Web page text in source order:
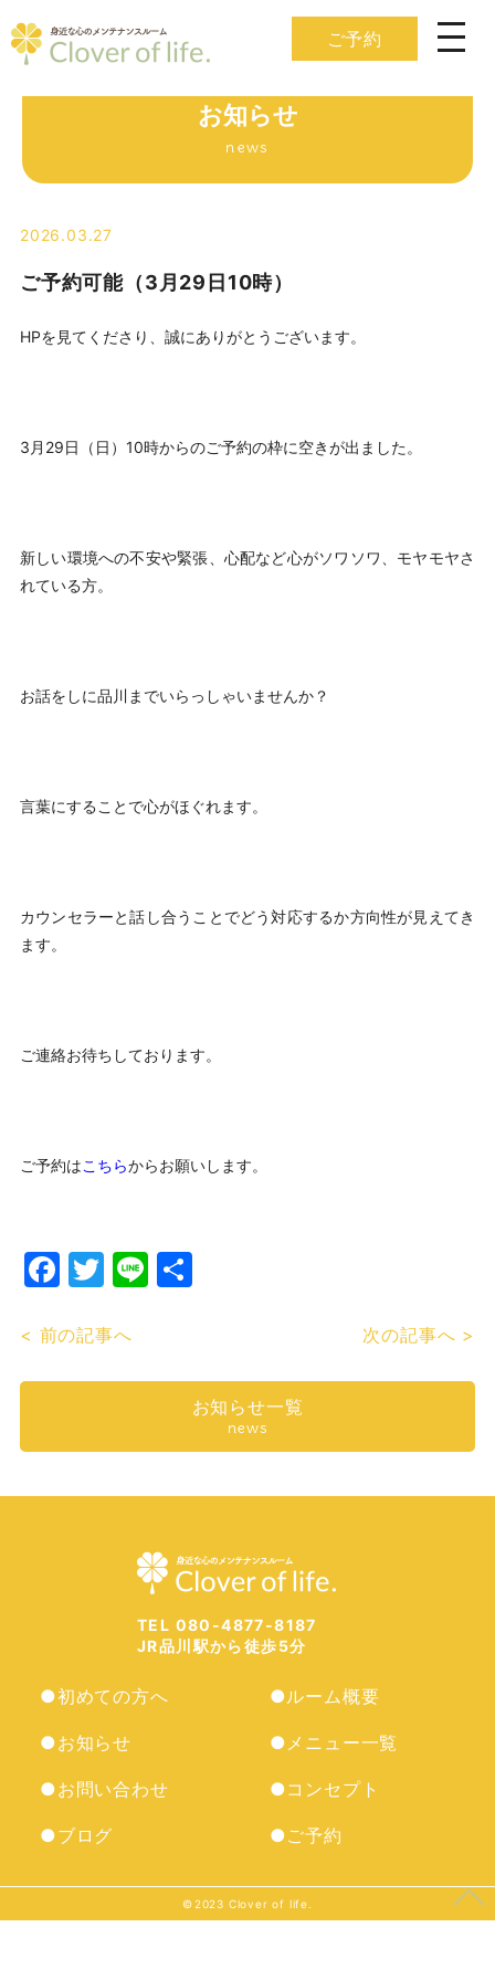
ご予約
お知らせ
news
2026.03.27
ご予約可能（3月29日10時）
HPを見てくださり、誠にありがとうございます。
3月29日（日）10時からのご予約の枠に空きが出ました。
新しい環境への不安や緊張、心配など心がソワソワ、モヤモヤさ
れている方。
お話をしに品川までいらっしゃいませんか？
言葉にすることで心がほぐれます。
カウンセラーと話し合うことでどう対応するか方向性が見えてき
ます。
ご連絡お待ちしております。
ご予約はこちらからお願いします。
Facebook
Twitter
Line共
< 前の記事へ 次の記事へ >
お知らせ一覧
news
TEL 080-4877-8187
JR品川駅から徒歩5分
●初めての方へ ●ルーム概要
●お知らせ ●メニュー一覧
●お問い合わせ ●コンセプト
●ブログ ●ご予約
©︎2023 Clover of life.